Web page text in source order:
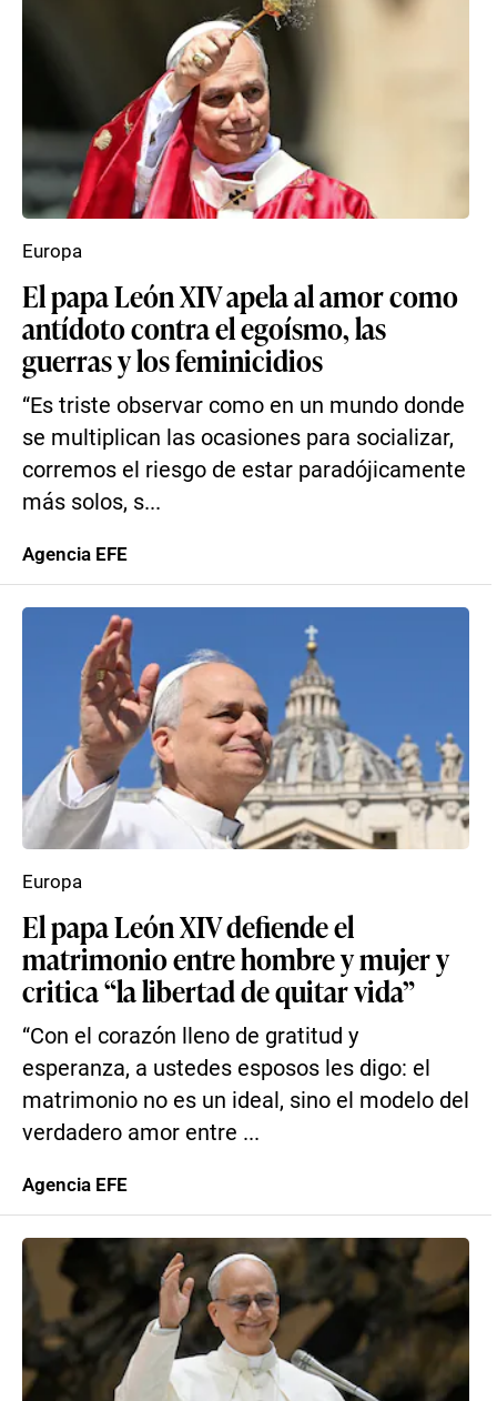
El papa León XIV apela al amor como
antídoto contra el egoísmo, las
guerras y los feminicidios
“Es triste observar como en un mundo donde
se multiplican las ocasiones para socializar,
corremos el riesgo de estar paradójicamente
más solos, s...
Europa
Agencia EFE
El papa León XIV defiende el
matrimonio entre hombre y mujer y
critica “la libertad de quitar vida”
“Con el corazón lleno de gratitud y
esperanza, a ustedes esposos les digo: el
matrimonio no es un ideal, sino el modelo del
verdadero amor entre ...
Europa
Agencia EFE